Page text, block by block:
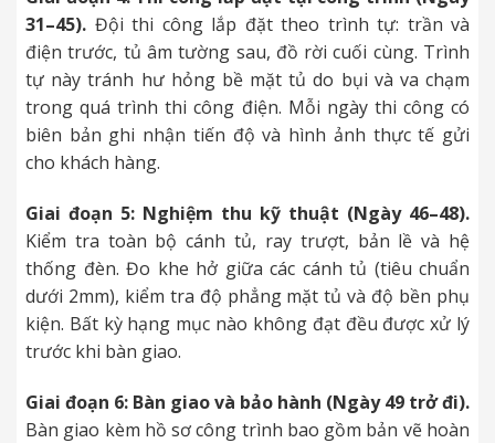
31–45). Đội thi công lắp đặt theo trình tự: trần và
điện trước, tủ âm tường sau, đồ rời cuối cùng. Trình
tự này tránh hư hỏng bề mặt tủ do bụi và va chạm
trong quá trình thi công điện. Mỗi ngày thi công có
biên bản ghi nhận tiến độ và hình ảnh thực tế gửi
cho khách hàng.
Giai đoạn 5: Nghiệm thu kỹ thuật (Ngày 46–48).
Kiểm tra toàn bộ cánh tủ, ray trượt, bản lề và hệ
thống đèn. Đo khe hở giữa các cánh tủ (tiêu chuẩn
dưới 2mm), kiểm tra độ phẳng mặt tủ và độ bền phụ
kiện. Bất kỳ hạng mục nào không đạt đều được xử lý
trước khi bàn giao.
Giai đoạn 6: Bàn giao và bảo hành (Ngày 49 trở đi).
Bàn giao kèm hồ sơ công trình bao gồm bản vẽ hoàn